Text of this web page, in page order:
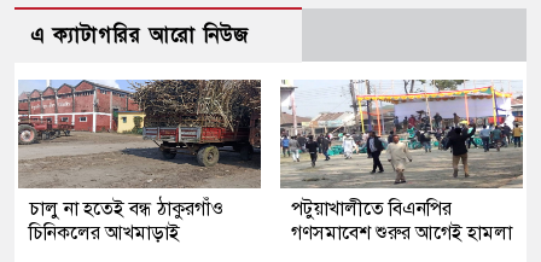
এ ক্যাটাগরির আরো নিউজ
চালু না হতেই বন্ধ ঠাকুরগাঁও
চিনিকলের আখমাড়াই
পটুয়াখালীতে বিএনপির
গণসমাবেশ শুরুর আগেই হামলা